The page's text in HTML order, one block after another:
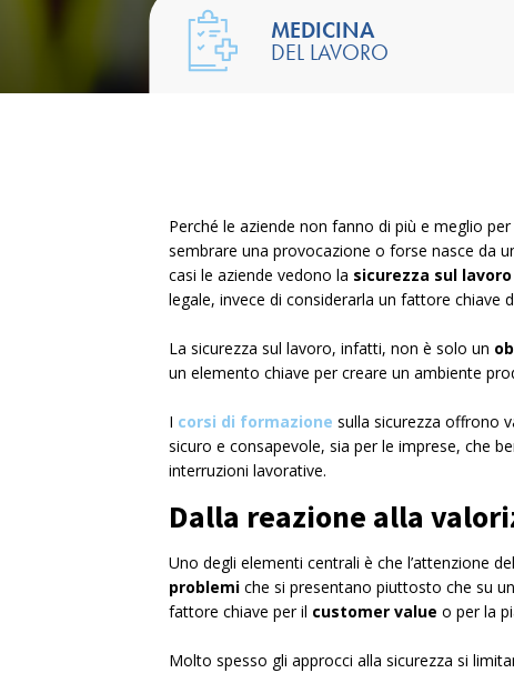
MEDICINA
DEL LAVORO
Perché le aziende non fanno di più e meglio
sembrare una provocazione o forse nasce da
casi le aziende vedono la sicurezza sul lavoro
legale, invece di considerarla un fattore chiave
La sicurezza sul lavoro, infatti, non è solo un
un elemento chiave per creare un ambiente
I corsi di formazione sulla sicurezza offrono
sicuro e consapevole, sia per le imprese, che
interruzioni lavorative.
Dalla reazione alla
Uno degli elementi centrali è che l’attenzione
problemi che si presentano piuttosto che su
fattore chiave per il customer value o per la
Molto spesso gli approcci alla sicurezza si